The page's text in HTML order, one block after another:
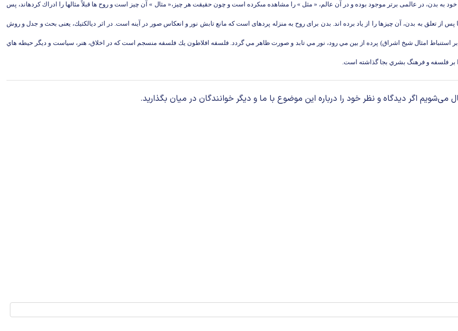
خود به بدن، در عالمى برتر موجود بوده و در آن عالم، « مثل‏ » را مشاهده مى‏كرده است و چون حقيقت هر چيز،« مثال‏ » آن چيز است و روح ها قبلاً مثالها را ادراك كرده‏اند، پس
پس از تعلق به بدن، آن چيزها را از ياد برده اند. بدن براى روح به منزله پرده‏اى است كه مانع تابش نور و انعكاس صور در آينه است. در اثر ديالكتيك، يعنى بحث و جدل و روش
استنباط امثال شيخ اشراق) پرده از بين مي رود، نور مي تابد و صورت ظاهر مي گردد. فلسفه افلاطون يك فلسفه منسجم است كه در اخلاق، هنر، سياست و ديگر حيطه هاي
بر فلسفه و فرهنگ بشري بجا گذاشته است.
اگر دیدگاه و نظر خود را درباره این موضوع با ما و دیگر خوانندگان در میان بگذارید.